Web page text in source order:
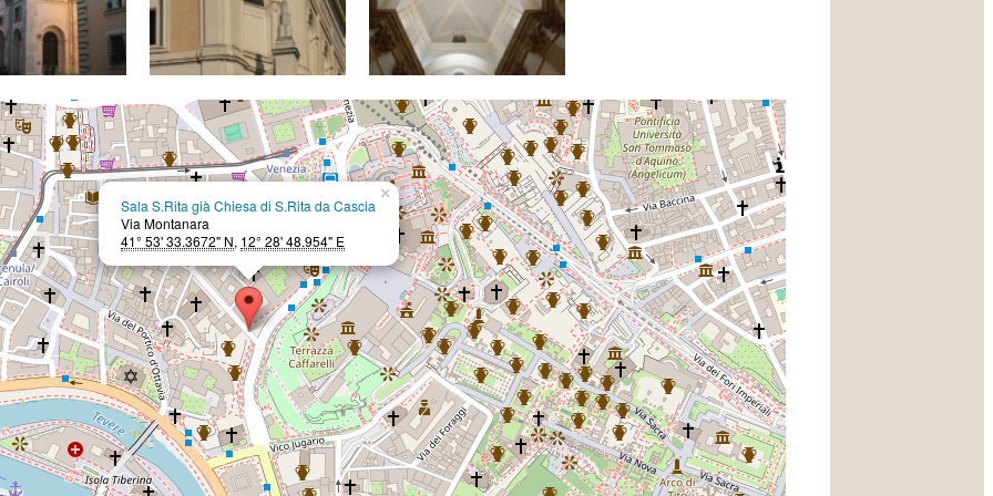
×
Sala S.Rita già Chiesa di S.Rita da Cascia
Via Montanara
41° 53' 33.3672" N, 12° 28' 48.954" E